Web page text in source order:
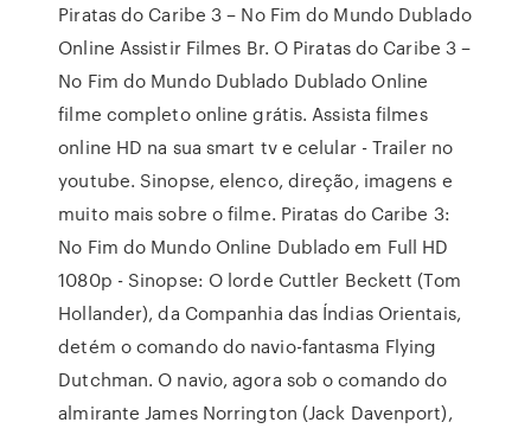
Piratas do Caribe 3 – No Fim do Mundo Dublado
Online Assistir Filmes Br. O Piratas do Caribe 3 –
No Fim do Mundo Dublado Dublado Online
filme completo online grátis. Assista filmes
online HD na sua smart tv e celular - Trailer no
youtube. Sinopse, elenco, direção, imagens e
muito mais sobre o filme. Piratas do Caribe 3:
No Fim do Mundo Online Dublado em Full HD
1080p - Sinopse: O lorde Cuttler Beckett (Tom
Hollander), da Companhia das Índias Orientais,
detém o comando do navio-fantasma Flying
Dutchman. O navio, agora sob o comando do
almirante James Norrington (Jack Davenport),